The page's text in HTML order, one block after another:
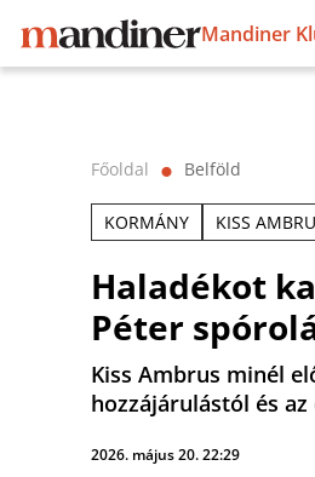
Mandiner
Főoldal ⬤ Belföld
KORMÁNY KISS
Haladékot
Péter
Kiss Ambrus minél
hozzájárulástól és
2026. május 20. 22:29